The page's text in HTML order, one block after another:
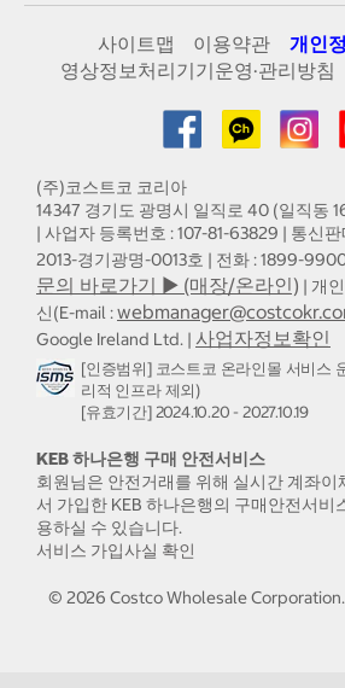
사이트맵 이용약관
개인
영상정보처리기기운영·관리방침
(주)코스트코 코리아
14347 경기도 광명시 일직로 40 (일직동
| 사업자 등록번호 : 107-81-63829 | 통신
2013-경기광명-0013호 | 전화 : 1899-
문의 바로가기 ▶ (매장/온라인) | 개
신(E-mail :
Google Ireland Ltd. | 사업자정보확인
[인증범위] 코스트코 온라인몰 서비스
리적 인프라 제외)
[유효기간] 2024.10.20 - 2027.10.19
KEB 하나은행 구매 안전서비스
회원님은 안전거래를 위해 실시간 계좌이
서 가입한 KEB 하나은행의 구매안전서비
용하실 수 있습니다.
서비스 가입사실 확인
© 2026 Costco Wholesale Corporation.